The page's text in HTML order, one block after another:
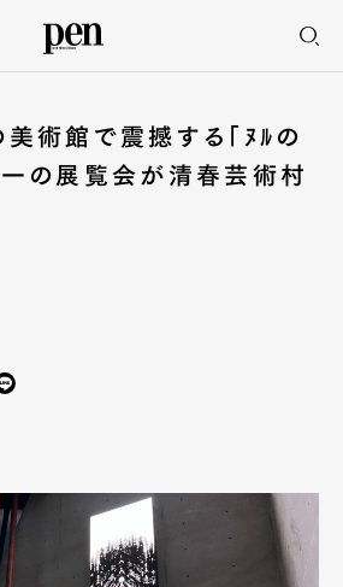
術館で震撼する「ﾇﾙの
一の展覧会が清春芸術村